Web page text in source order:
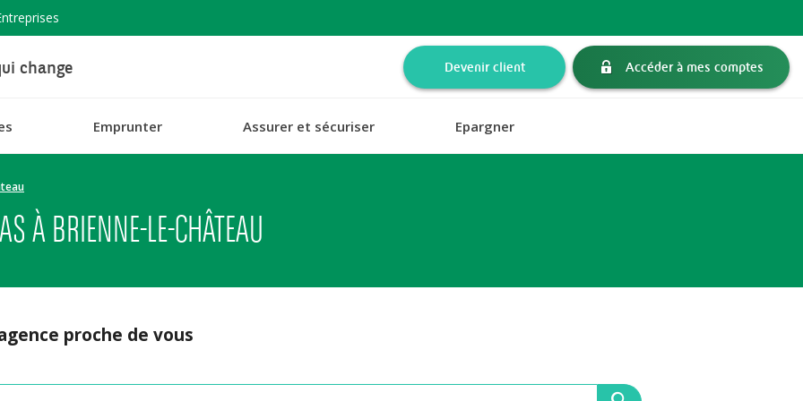
change Devenir client Accéder à mes comptes
Emprunter Assurer et sécuriser Epargner
À BRIENNE-LE-CHÂTEAU
proche de vous